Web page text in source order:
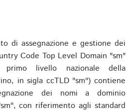
di assegnazione e gestione dei
Code Top Level Domain "sm"
livello nazionale della
in sigla ccTLD "sm") contiene
dei nomi a dominio
con riferimento agli standard